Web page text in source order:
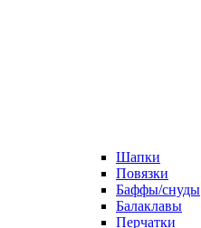
Шапки
Повязки
Баффы/снуды
Балаклавы
Перчатки